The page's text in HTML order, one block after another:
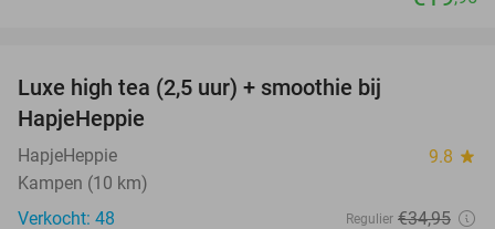
Luxe high tea (2,5 uur) + smoothie bij
HapjeHeppie
HapjeHeppie 9.8 star
Kampen (10 km)
Verkocht: 48
Regulier €34,95